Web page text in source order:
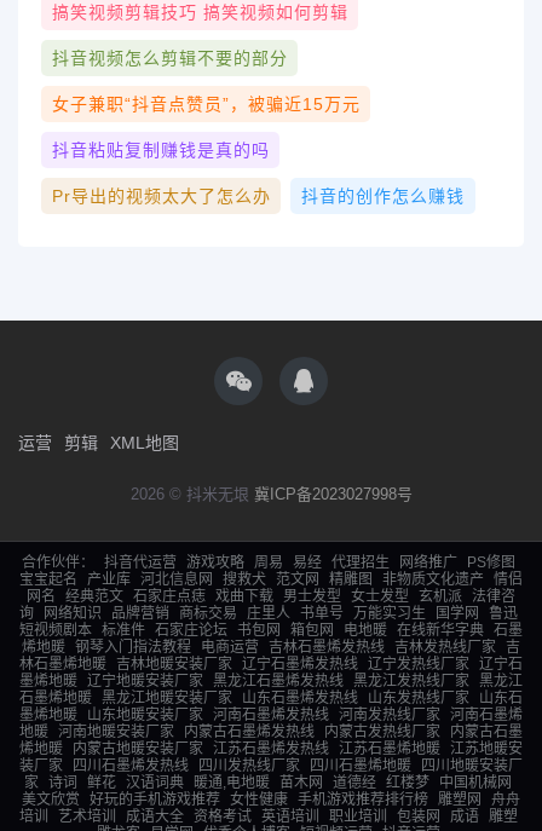
搞笑视频剪辑技巧 搞笑视频如何剪辑
抖音视频怎么剪辑不要的部分
女子兼职“抖音点赞员”，被骗近15万元
抖音粘贴复制赚钱是真的吗
Pr导出的视频太大了怎么办 抖音的创作怎么赚钱
运营 剪辑 XML地图
2026 © 抖米无垠 冀ICP备2023027998号
合作伙伴： 抖音代运营 游戏攻略 周易 易经 代理招生 网络推广
PS修图
宝宝起名
产业库 河北信息网 搜救犬 范文网 精雕图 非物质文化遗产
情侣
网名
经典范文 石家庄点痣 戏曲下载 男士发型 女士发型 玄机派
法律咨
询
网络知识 品牌营销 商标交易 庄里人 书单号 万能实习生 国学网
鲁迅
短视频剧本 标准件 石家庄论坛 书包网 箱包网 电地暖 在线新华字典 石墨
烯地暖 钢琴入门指法教程 电商运营 吉林石墨烯发热线 吉林发热线厂家
吉
林石墨烯地暖
吉林地暖安装厂家 辽宁石墨烯发热线 辽宁发热线厂家
辽宁石
墨烯地暖 辽宁地暖安装厂家 黑龙江石墨烯发热线 黑龙江发热线厂家
黑龙江
石墨烯地暖 黑龙江地暖安装厂家 山东石墨烯发热线 山东发热线厂家
山东石
墨烯地暖
山东地暖安装厂家 河南石墨烯发热线 河南发热线厂家
河南石墨烯
地暖 河南地暖安装厂家 内蒙古石墨烯发热线 内蒙古发热线厂家
内蒙古石墨
烯地暖
内蒙古地暖安装厂家 江苏石墨烯发热线 江苏石墨烯地暖
江苏地暖安
装厂家
四川石墨烯发热线 四川发热线厂家 四川石墨烯地暖
四川地暖安装厂
家
诗词 鲜花 汉语词典 暖通,电地暖 苗木网 道德经 红楼梦
中国机械网
美文欣赏
好玩的手机游戏推荐 女性健康 手机游戏推荐排行榜 雕塑网
舟舟
培训
艺术培训 成语大全 资格考试 英语培训 职业培训 包装网 成语
雕塑